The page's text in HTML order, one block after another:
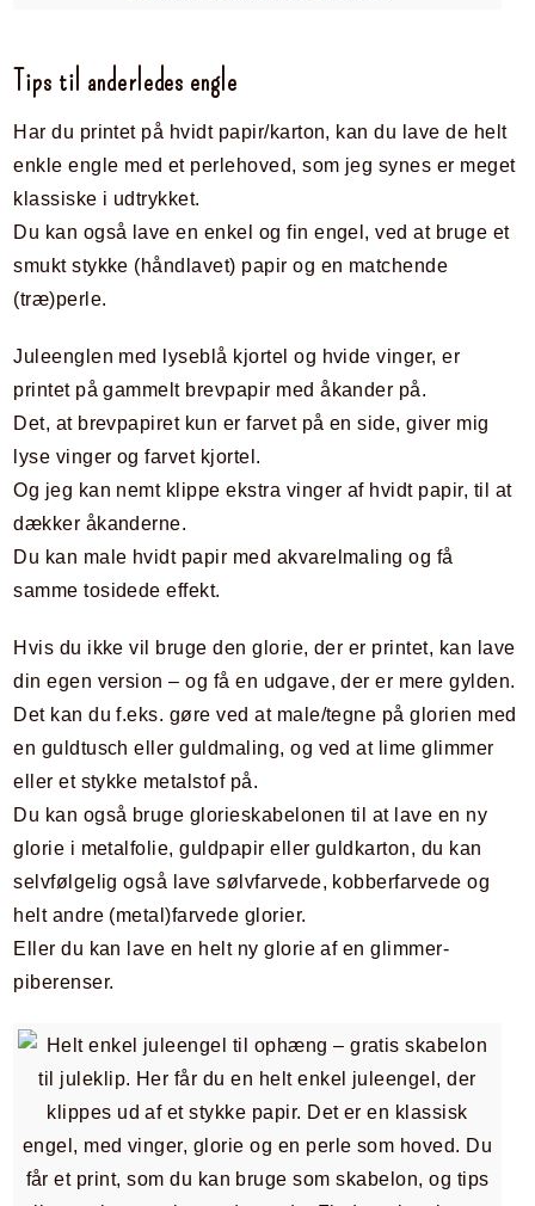
Tips til anderledes engle
Har du printet på hvidt papir/karton, kan du lave de helt
enkle engle med et perlehoved, som jeg synes er meget
klassiske i udtrykket.
Du kan også lave en enkel og fin engel, ved at bruge et
smukt stykke (håndlavet) papir og en matchende
(træ)perle.
Juleenglen med lyseblå kjortel og hvide vinger, er
printet på gammelt brevpapir med åkander på.
Det, at brevpapiret kun er farvet på en side, giver mig
lyse vinger og farvet kjortel.
Og jeg kan nemt klippe ekstra vinger af hvidt papir, til at
dækker åkanderne.
Du kan male hvidt papir med akvarelmaling og få
samme tosidede effekt.
Hvis du ikke vil bruge den glorie, der er printet, kan lave
din egen version – og få en udgave, der er mere gylden.
Det kan du f.eks. gøre ved at male/tegne på glorien med
en guldtusch eller guldmaling, og ved at lime glimmer
eller et stykke metalstof på.
Du kan også bruge glorieskabelonen til at lave en ny
glorie i metalfolie, guldpapir eller guldkarton, du kan
selvfølgelig også lave sølvfarvede, kobberfarvede og
helt andre (metal)farvede glorier.
Eller du kan lave en helt ny glorie af en glimmer-
piberenser.